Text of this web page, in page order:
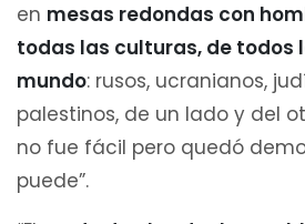
en mesas redondas con
todas las culturas, de todos
mundo: rusos, ucranianos,
palestinos, de un lado y del
no fue fácil pero quedó
puede”.